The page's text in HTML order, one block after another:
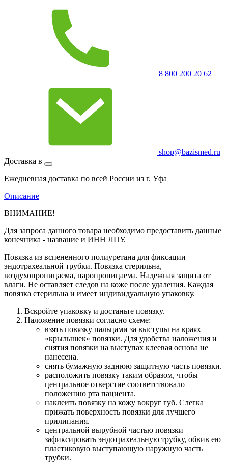
8 800 200 20 62
shop@bazismed.ru
Доставка в
Ежедневная доставка по всей России из г. Уфа
Описание
ВНИМАНИЕ!
Для запроса данного товара необходимо предоставить данные
конечника - название и ИНН ЛПУ.
Повязка из вспененного полиуретана для фиксации
эндотрахеальной трубки. Повязка стерильна,
воздухопроницаема, паропроницаема. Надежная защита от
влаги. Не оставляет следов на коже после удаления. Каждая
повязка стерильна и имеет индивидуальную упаковку.
Вскройте упаковку и достаньте повязку.
Наложение повязки согласно схеме:
взять повязку пальцами за выступы на краях
«крылышек» повязки. Для удобства наложения и
снятия повязки на выступах клеевая основа не
нанесена.
снять бумажную заднюю защитную часть повязки.
расположить повязку таким образом, чтобы
центральное отверстие соответствовало
положению рта пациента.
наклеить повязку на кожу вокруг губ. Слегка
прижать поверхность повязки для лучшего
прилипания.
центральной вырубной частью повязки
зафиксировать эндотрахеальную трубку, обвив ею
пластиковую выступающую наружную часть
трубки.